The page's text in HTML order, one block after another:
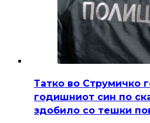
Татко во Струмичко
годишниот син по
здобило со тешки